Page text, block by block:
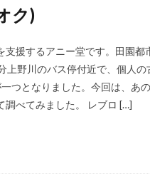
ク)
援するアニー堂です。田園都
野川のバス停付近で、個人
つとなりました。今回は、あ
調べてみました。 レブロ […]